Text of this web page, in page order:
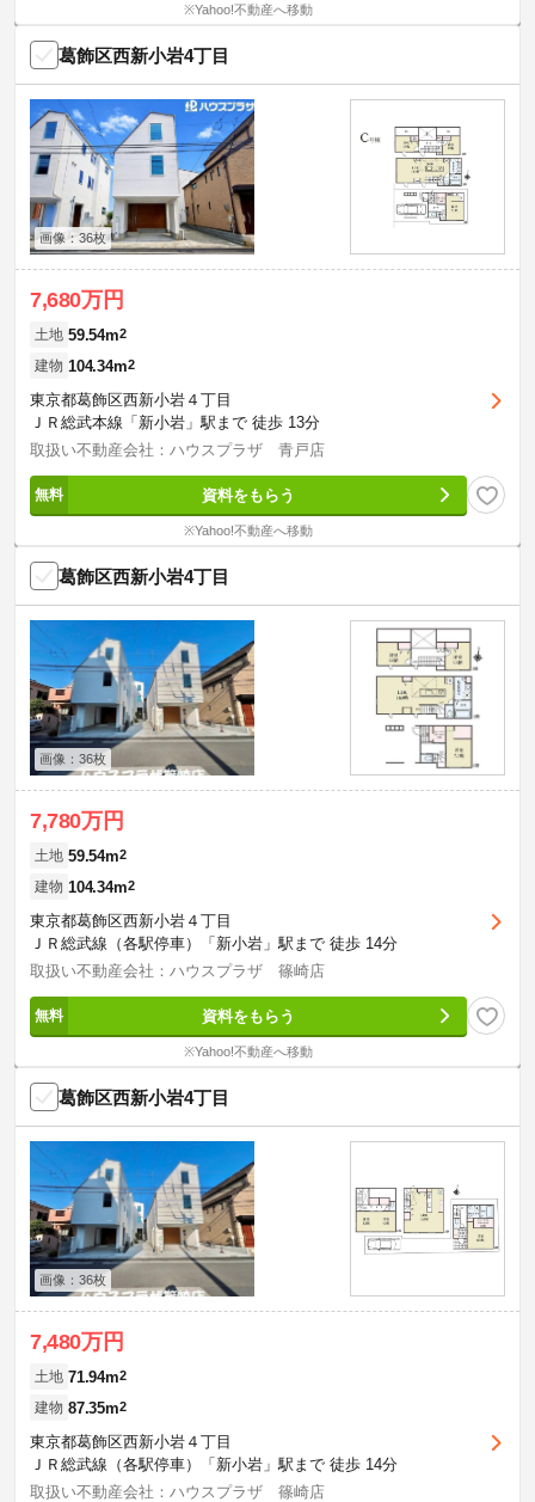
※Yahoo!不動産へ移動
葛飾区西新小岩4丁目
画像：36枚
7,680万円
土地 59.54m2
建物 104.34m2
東京都葛飾区西新小岩４丁目
ＪＲ総武本線「新小岩」駅まで 徒歩 13分
取扱い不動産会社：ハウスプラザ 青戸店
資料をもらう
※Yahoo!不動産へ移動
葛飾区西新小岩4丁目
画像：36枚
7,780万円
土地 59.54m2
建物 104.34m2
東京都葛飾区西新小岩４丁目
ＪＲ総武線（各駅停車）「新小岩」駅まで 徒歩 14分
取扱い不動産会社：ハウスプラザ 篠崎店
資料をもらう
※Yahoo!不動産へ移動
葛飾区西新小岩4丁目
画像：36枚
7,480万円
土地 71.94m2
建物 87.35m2
東京都葛飾区西新小岩４丁目
ＪＲ総武線（各駅停車）「新小岩」駅まで 徒歩 14分
取扱い不動産会社：ハウスプラザ 篠崎店